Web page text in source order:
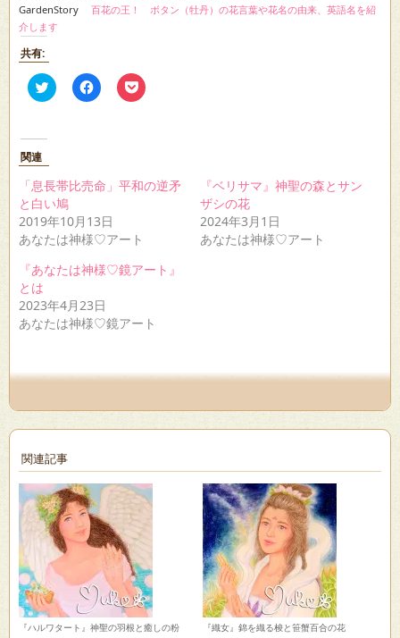
GardenStory
百花の王！ ボタン（牡丹）の花言葉や花名の由来、英語名を紹
介します
共有:
ク
リ
共
有
(新
し
い
ウ
ィ
ド
ウ
開
き
ま
Facebook
で
ク
リ
ク
し
て
く
さ
し
い
ウ
ウ
き
す)
ク
リ
シ
ェ
い
ン
開
き
関連
「息長帯比売命」平和の逆矛
と白い鳩
2019年10月13日
あなたは神様♡アート
『ベリサマ』神聖の森とサン
ザシの花
2024年3月1日
あなたは神様♡アート
『あなたは神様♡鏡アート』
とは
2023年4月23日
あなたは神様♡鏡アート
関連記事
『ハルワタート』神聖の羽根と癒しの粉 『織女』錦を織る梭と笹蟹百合の花